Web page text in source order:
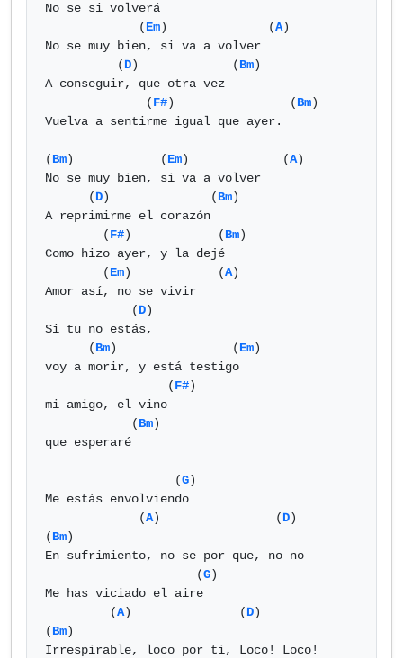
No se si volverá
             (
Em)              (A)
No se muy bien, si va a volver
          (
D)             (Bm)
A conseguir, que otra vez
              (
F#)                (Bm)
Vuelva a sentirme igual que ayer.
(Bm)            (Em)             (A)
No se muy bien, si va a volver
      (
D)              (Bm)
A reprimirme el corazón
        (
F#)            (Bm)
Como hizo ayer, y la dejé
        (
Em)            (A)
Amor así, no se vivir
            (
D)
Si tu no estás,
      (
Bm)                (Em)
voy a morir, y está testigo
                 (
F#)
mi amigo, el vino
            (
Bm)
que esperaré
                  (
G)
Me estás envolviendo
             (
A)                (D)
(Bm)
En sufrimiento, no se por que, no no
                     (
G)
Me has viciado el aire
         (
A)               (D)
(Bm)
Irrespirable, loco por ti, Loco! Loco!